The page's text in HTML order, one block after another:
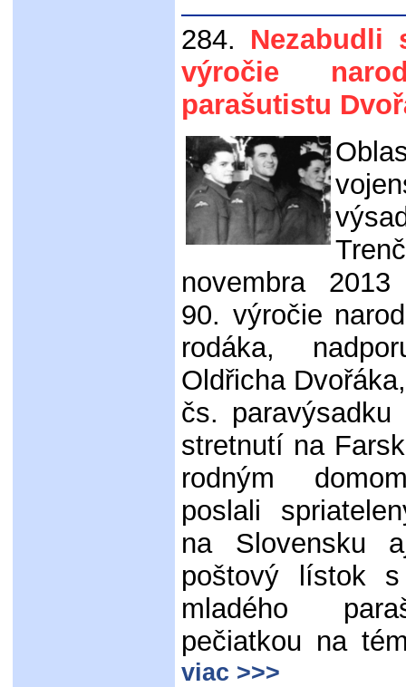
284. Nezabudli
výročie
parašutistu
novembra 2013
90. výročie
rodáka,
Oldřicha
čs.
stretnutí na
rodným
poslali
na Slovensku
poštový lístok s
mladého
pečiatkou na
viac >>>